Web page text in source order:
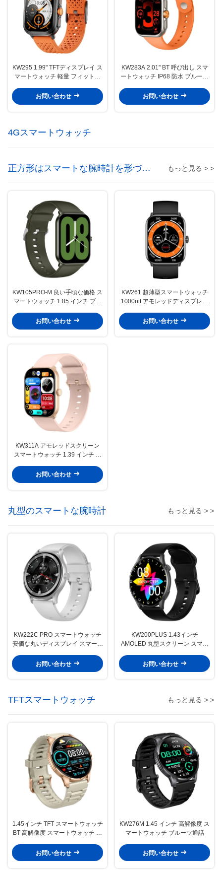
KW295 1.99" TFTディスプレイ ス
マートウォッチ 軽量 フィットネ
お問い合わせ
KW283A 2.01" BT 呼び出し スマ
ートウォッチ IP68 防水 ブルート
チ
お問い合わせ
4Gスマートウォッチ
正方形はスマートな腕時計を形づけ
る
もっと見る > >
KW105PRO-M 良い手頃な価格 ス
マートウォッチ 1.85 インチ ブル
イ スマートウォッチ
お問い合わせ
KW261 超薄型スマートウォッチ
1000nit アモレッドディスプレイ
ッチ
お問い合わせ
KW311A アモレッドスクリーン
スマートウォッチ 1.39 インチ ス
水
お問い合わせ
丸型のスマートな腕時計 もっと見る > >
KW222C PRO スマートウォッチ
安価な丸いディスプレイ スマート
お問い合わせ
KW200PLUS 1.43インチ
AMOLED 丸型スクリーン スマー
お問い合わせ
TFTスマートウォッチ もっと見る > >
1.45インチ TFT スマートウォッチ
BT 高解像度 スマートウォッチ 健
お問い合わせ
KW276M 1.45 インチ 高解像度 ス
マートウォッチ ブルーツ通話
お問い合わせ